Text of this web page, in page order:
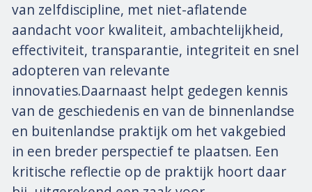
van zelfdiscipline, met niet-aflatende
aandacht voor kwaliteit, ambachtelijkheid,
effectiviteit, transparantie, integriteit en snel
adopteren van relevante
innovaties.Daarnaast helpt gedegen kennis
van de geschiedenis en van de binnenlandse
en buitenlandse praktijk om het vakgebied
in een breder perspectief te plaatsen. Een
kritische reflectie op de praktijk hoort daar